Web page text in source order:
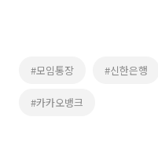
#모임통장 #신한은행
#카카오뱅크